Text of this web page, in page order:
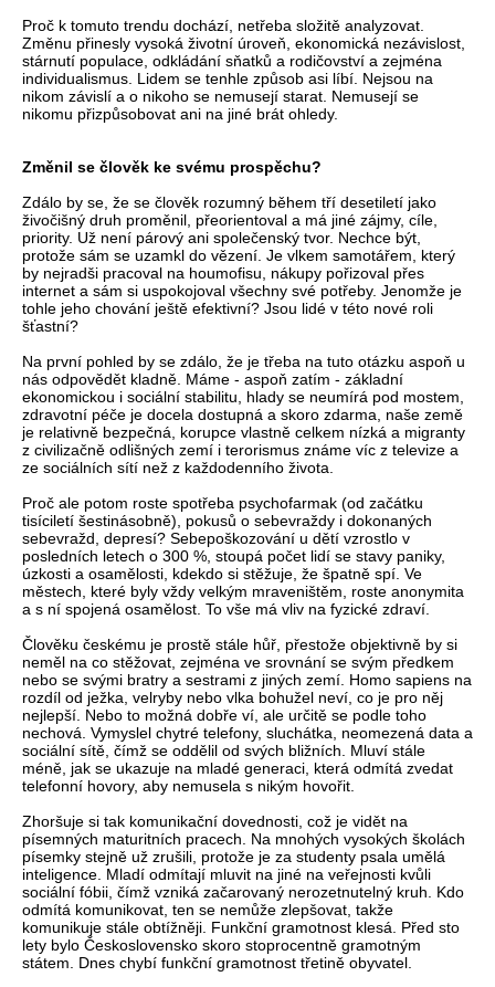
Proč k tomuto trendu dochází, netřeba složitě analyzovat.
Změnu přinesly vysoká životní úroveň, ekonomická nezávislost,
stárnutí populace, odkládání sňatků a rodičovství a zejména
individualismus. Lidem se tenhle způsob asi líbí. Nejsou na
nikom závislí a o nikoho se nemusejí starat. Nemusejí se
nikomu přizpůsobovat ani na jiné brát ohledy.
Změnil se člověk ke svému prospěchu?
Zdálo by se, že se člověk rozumný během tří desetiletí jako
živočišný druh proměnil, přeorientoval a má jiné zájmy, cíle,
priority. Už není párový ani společenský tvor. Nechce být,
protože sám se uzamkl do vězení. Je vlkem samotářem, který
by nejradši pracoval na houmofisu, nákupy pořizoval přes
internet a sám si uspokojoval všechny své potřeby. Jenomže je
tohle jeho chování ještě efektivní? Jsou lidé v této nové roli
šťastní?
Na první pohled by se zdálo, že je třeba na tuto otázku aspoň u
nás odpovědět kladně. Máme - aspoň zatím - základní
ekonomickou i sociální stabilitu, hlady se neumírá pod mostem,
zdravotní péče je docela dostupná a skoro zdarma, naše země
je relativně bezpečná, korupce vlastně celkem nízká a migranty
z civilizačně odlišných zemí i terorismus známe víc z televize a
ze sociálních sítí než z každodenního života.
Proč ale potom roste spotřeba psychofarmak (od začátku
tisíciletí šestinásobně), pokusů o sebevraždy i dokonaných
sebevražd, depresí? Sebepoškozování u dětí vzrostlo v
posledních letech o 300 %, stoupá počet lidí se stavy paniky,
úzkosti a osamělosti, kdekdo si stěžuje, že špatně spí. Ve
městech, které byly vždy velkým mraveništěm, roste anonymita
a s ní spojená osamělost. To vše má vliv na fyzické zdraví.
Člověku českému je prostě stále hůř, přestože objektivně by si
neměl na co stěžovat, zejména ve srovnání se svým předkem
nebo se svými bratry a sestrami z jiných zemí. Homo sapiens na
rozdíl od ježka, velryby nebo vlka bohužel neví, co je pro něj
nejlepší. Nebo to možná dobře ví, ale určitě se podle toho
nechová. Vymyslel chytré telefony, sluchátka, neomezená data a
sociální sítě, čímž se oddělil od svých bližních. Mluví stále
méně, jak se ukazuje na mladé generaci, která odmítá zvedat
telefonní hovory, aby nemusela s nikým hovořit.
Zhoršuje si tak komunikační dovednosti, což je vidět na
písemných maturitních pracech. Na mnohých vysokých školách
písemky stejně už zrušili, protože je za studenty psala umělá
inteligence. Mladí odmítají mluvit na jiné na veřejnosti kvůli
sociální fóbii, čímž vzniká začarovaný nerozetnutelný kruh. Kdo
odmítá komunikovat, ten se nemůže zlepšovat, takže
komunikuje stále obtížněji. Funkční gramotnost klesá. Před sto
lety bylo Československo skoro stoprocentně gramotným
státem. Dnes chybí funkční gramotnost třetině obyvatel.